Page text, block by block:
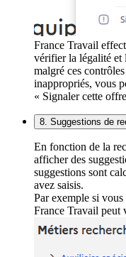
France Travail
vérifier la légalité et
malgré ces
inappropriés, vous
« Signaler cette
8. Suggestions de
En fonction de la
afficher des
suggestions sont
avez saisis.
Par exemple si
France Travail peut